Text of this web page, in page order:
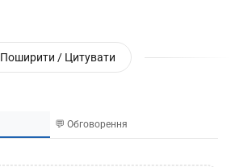
Поширити / Цитувати
💬 Обговорення